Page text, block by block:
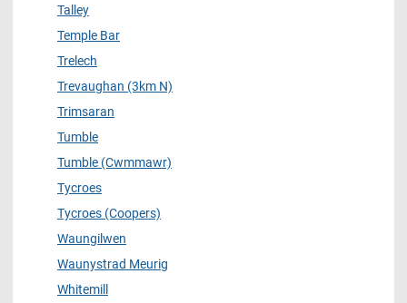
Talley
Temple Bar
Trelech
Trevaughan (3km N)
Trimsaran
Tumble
Tumble (Cwmmawr)
Tycroes
Tycroes (Coopers)
Waungilwen
Waunystrad Meurig
Whitemill